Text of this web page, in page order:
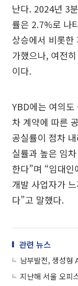
난다. 2024년 3
률은 2.7%로 나
상승에서 비롯한
가했으나, 여전
이다.
YBD에는 여의
차 계약에 따른
공실률이 점차
실률과 높은 임
한다”며 “임대
개발 사업자가
다”고 말했다.
관련 뉴스
남부발전, 생성형